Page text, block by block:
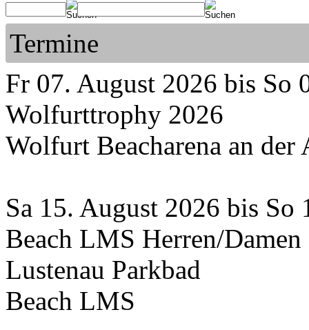
Termine
Fr 07. August 2026 bis So
Wolfurttrophy 2026
Wolfurt Beacharena an der
Sa 15. August 2026 bis
Beach LMS Herren/Damen
Lustenau Parkbad
Beach LMS